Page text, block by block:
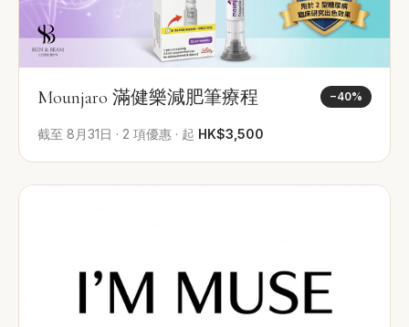
Mounjaro 滿健樂減肥筆療程 −40%
截至 8月31日 · 2 項優惠 · 起 HK$3,500